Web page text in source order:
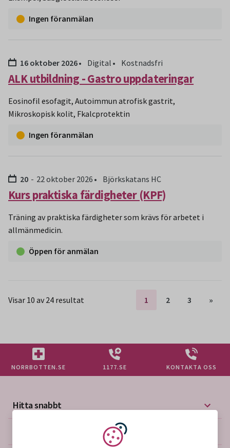
Ingen föranmälan
ALK utbildning - Gastro uppdateringar
Datum:16 oktober 2026 Digital Kostnadsfri
Eosinofil esofagit, Autoimmun atrofisk gastrit,
Mikroskopisk kolit, Fkalcprotektin
Ingen föranmälan
Kurs praktiska färdigheter (KPF)
Datum:
20 t.o.m:
22 oktober 2026 Björkskatans HC
Träning av praktiska färdigheter som krävs för arbetet i
allmänmedicin.
Öppen för anmälan
Visar 10 av 24 resultat 1 2 3 »
NORRBOTTEN.SE 1177.SE KONTAKTA OSS
Hitta snabbt
Mer på vårdgivarwebben
Vi använder kakor